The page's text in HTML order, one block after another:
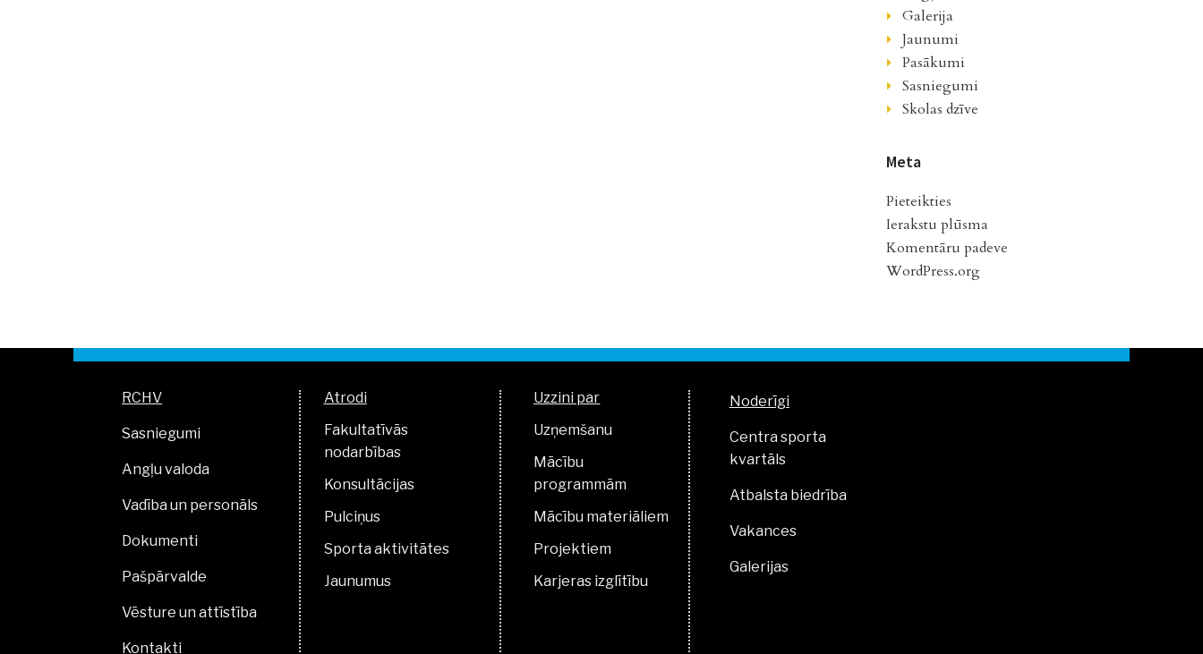
Galerija
Jaunumi
Pasākumi
Sasniegumi
Skolas dzīve
Meta
Pieteikties
Ierakstu plūsma
Komentāru padeve
WordPress.org
RCHV
Sasniegumi
Angļu valoda
Vadība un personāls
Dokumenti
Pašpārvalde
Vēsture un attīstība
Kontakti
Atrodi
Fakultatīvās
nodarbības
Konsultācijas
Pulciņus
Sporta aktivitātes
Jaunumus
Uzzini par
Uzņemšanu
Mācību
programmām
Mācību materiāliem
Projektiem
Karjeras izglītību
Noderīgi
Centra sporta
kvartāls
Atbalsta biedrība
Vakances
Galerijas